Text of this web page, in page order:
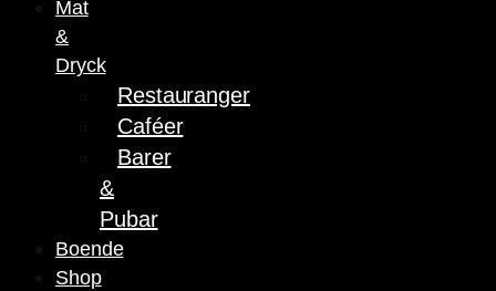
Mat
&
Dryck
Restauranger
Caféer
Barer
&
Pubar
Boende
Shop